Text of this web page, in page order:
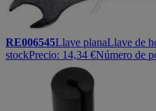
RE006545Llave planaLlave de
stockPrecio: 14,34 €Número de